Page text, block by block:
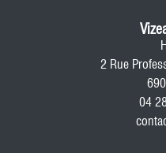
2 Rue
04